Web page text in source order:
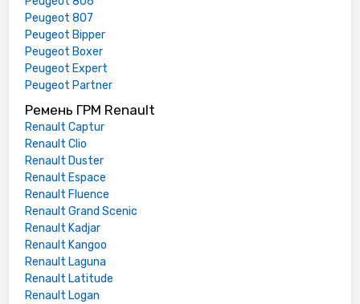
Peugeot 807
Peugeot Bipper
Peugeot Boxer
Peugeot Expert
Peugeot Partner
Ремень ГРМ Renault
Renault Captur
Renault Clio
Renault Duster
Renault Espace
Renault Fluence
Renault Grand Scenic
Renault Kadjar
Renault Kangoo
Renault Laguna
Renault Latitude
Renault Logan